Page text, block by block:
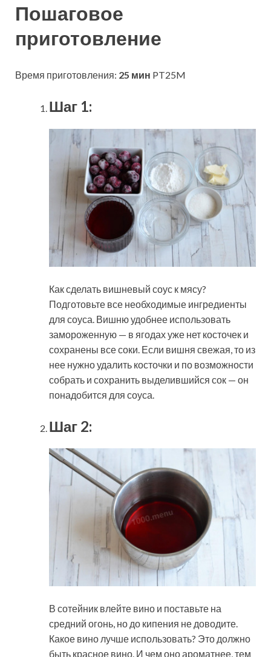
Пошаговое
приготовление
Время приготовления: 25 мин PT25M
Шаг 1:
Как сделать вишневый соус к мясу?
Подготовьте все необходимые ингредиенты
для соуса. Вишню удобнее использовать
замороженную — в ягодах уже нет косточек и
сохранены все соки. Если вишня свежая, то из
нее нужно удалить косточки и по возможности
собрать и сохранить выделившийся сок — он
понадобится для соуса.
Шаг 2:
В сотейник влейте вино и поставьте на
средний огонь, но до кипения не доводите.
Какое вино лучше использовать? Это должно
быть красное вино. И чем оно ароматнее, тем